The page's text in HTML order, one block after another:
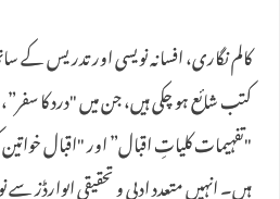
کتب شائع ہو چکی ہیں، جن میں "درد کا
"تفہیمات کلیاتِ اقبال” اور "اقبال